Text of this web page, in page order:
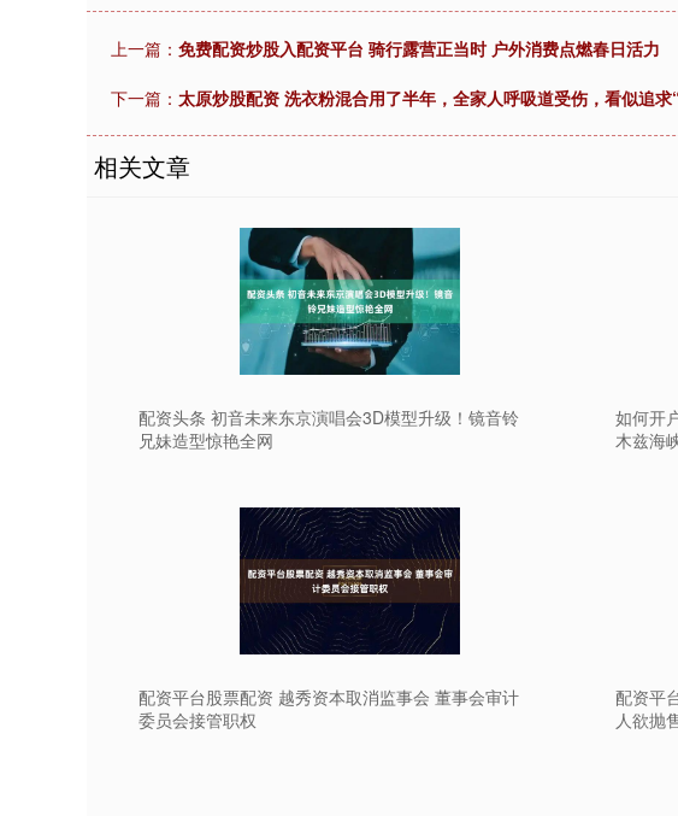
上一篇： 免费配资炒股入配资平台 骑行露营正当时 户外消费点燃春日活力
下一篇： 太原炒股配资 洗衣粉混合用了半年，全家人呼吸道受伤，看似追求
相关文章
配资头条 初音未来东京演唱会3D模型升级！镜音铃
兄妹造型惊艳全网
如何开
木兹海
配资平台股票配资 越秀资本取消监事会 董事会审计
委员会接管职权
配资平
人欲抛